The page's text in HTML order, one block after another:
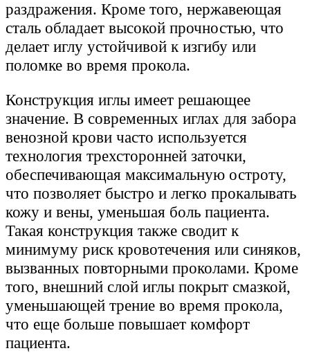
раздражения. Кроме того, нержавеющая
сталь обладает высокой прочностью, что
делает иглу устойчивой к изгибу или
поломке во время прокола.
Конструкция иглы имеет решающее
значение. В современных иглах для забора
венозной крови часто используется
технология трехсторонней заточки,
обеспечивающая максимальную остроту,
что позволяет быстро и легко прокалывать
кожу и вены, уменьшая боль пациента.
Такая конструкция также сводит к
минимуму риск кровотечения или синяков,
вызванных повторными проколами. Кроме
того, внешний слой иглы покрыт смазкой,
уменьшающей трение во время прокола,
что еще больше повышает комфорт
пациента.